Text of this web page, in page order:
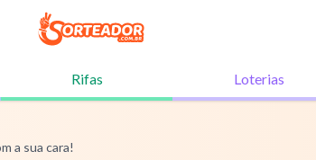
Rifas Loterias
a sua cara!